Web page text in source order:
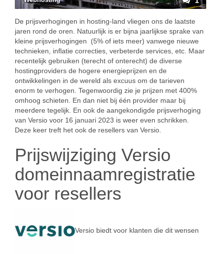
De prijsverhogingen in hosting-land vliegen ons de laatste
jaren rond de oren. Natuurlijk is er bijna jaarlijkse sprake van
kleine prijsverhogingen (5% of iets meer) vanwege nieuwe
technieken, inflatie correcties, verbeterde services, etc. Maar
recentelijk gebruiken (terecht of onterecht) de diverse
hostingproviders de hogere energieprijzen en de
ontwikkelingen in de wereld als excuus om de tarieven
enorm te verhogen. Tegenwoordig zie je prijzen met 400%
omhoog schieten. En dan niet bij één provider maar bij
meerdere tegelijk. En ook de aangekondigde prijsverhoging
van Versio voor 16 januari 2023 is weer even schrikken.
Deze keer treft het ook de resellers van Versio.
Prijswijziging Versio
domeinnaamregistratie
voor resellers
Versio biedt voor klanten die dit wensen